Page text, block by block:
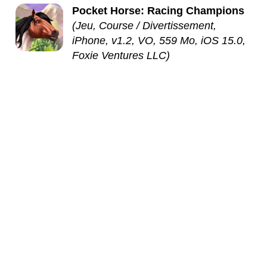
Pocket Horse: Racing Champions
(Jeu, Course / Divertissement,
iPhone, v1.2, VO, 559 Mo, iOS 15.0,
Foxie Ventures LLC)